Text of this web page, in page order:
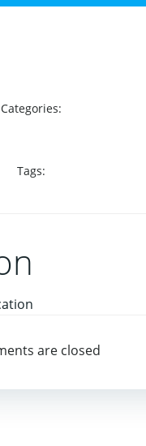
Categories:
Tags:
are closed